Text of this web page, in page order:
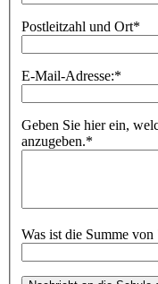
Postleitzahl und Ort*
E-Mail-Adresse:*
Geben Sie hier ein,
anzugeben.*
Was ist die Summe von